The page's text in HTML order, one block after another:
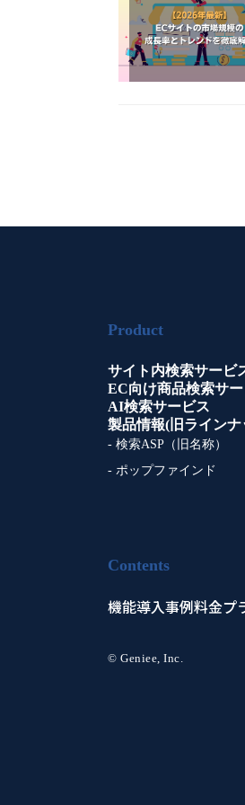
Product
サイト内検索サービ
EC向け商品検索サ
AI検索サービス
製品情報(旧ラインナ
- 検索ASP（旧名称）
- ポップファインド
Contents
機能導入事例料金プ
© Geniee, Inc.